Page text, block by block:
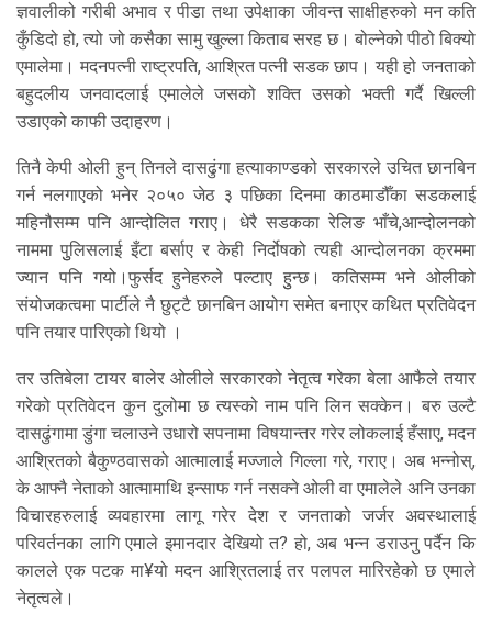
ज्ञवालीको गरीबी अभाव र पीडा तथा उपेक्षाका जीवन्त साक्षीहरुको मन कति
कुँडिदो हो, त्यो जो कसैका सामु खुल्ला किताब सरह छ। बोल्नेको पीठो बिक्यो
एमालेमा। मदनपत्नी राष्ट्रपति, आश्रित पत्नी सडक छाप। यही हो जनताको
बहुदलीय जनवादलाई एमालेले जसको शक्ति उसको भक्ती गर्दै खिल्ली
उडाएको काफी उदाहरण।
तिनै केपी ओली हुन् तिनले दासढुंगा हत्याकाण्डको सरकारले उचित छानबिन
गर्न नलगाएको भनेर २०५० जेठ ३ पछिका दिनमा काठमाडौँका सडकलाई
महिनौसम्म पनि आन्दोलित गराए। धेरै सडकका रेलिङ भाँचे,आन्दोलनको
नाममा पुुलिसलाई इँटा बर्साए र केही निर्दोषको त्यही आन्दोलनका क्रममा
ज्यान पनि गयो।फुर्सद हुनेहरुले पल्टाए हुुन्छ। कतिसम्म भने ओलीको
संयोजकत्वमा पार्टीले नै छुट्टै छानबिन आयोग समेत बनाएर कथित प्रतिवेदन
पनि तयार पारिएको थियो ।
तर उतिबेला टायर बालेर ओलीले सरकारको नेतृत्व गरेका बेला आफैले तयार
गरेको प्रतिवेदन कुन दुलोमा छ त्यस्को नाम पनि लिन सक्केन। बरु उल्टै
दासढुंगामा डुंगा चलाउने उधारो सपनामा विषयान्तर गरेर लोकलाई हँसाए, मदन
आश्रितको बैकुण्ठवासको आत्मालाई मज्जाले गिल्ला गरे, गराए। अब भन्नोस्,
के आफ्नै नेताको आत्मामाथि इन्साफ गर्न नसक्ने ओली वा एमालेले अनि उनका
विचारहरुलाई व्यवहारमा लागू गरेर देश र जनताको जर्जर अवस्थालाई
परिवर्तनका लागि एमाले इमानदार देखियो त? हो, अब भन्न डराउनु पर्दैन कि
कालले एक पटक मा¥यो मदन आश्रितलाई तर पलपल मारिरहेको छ एमाले
नेतृत्वले।